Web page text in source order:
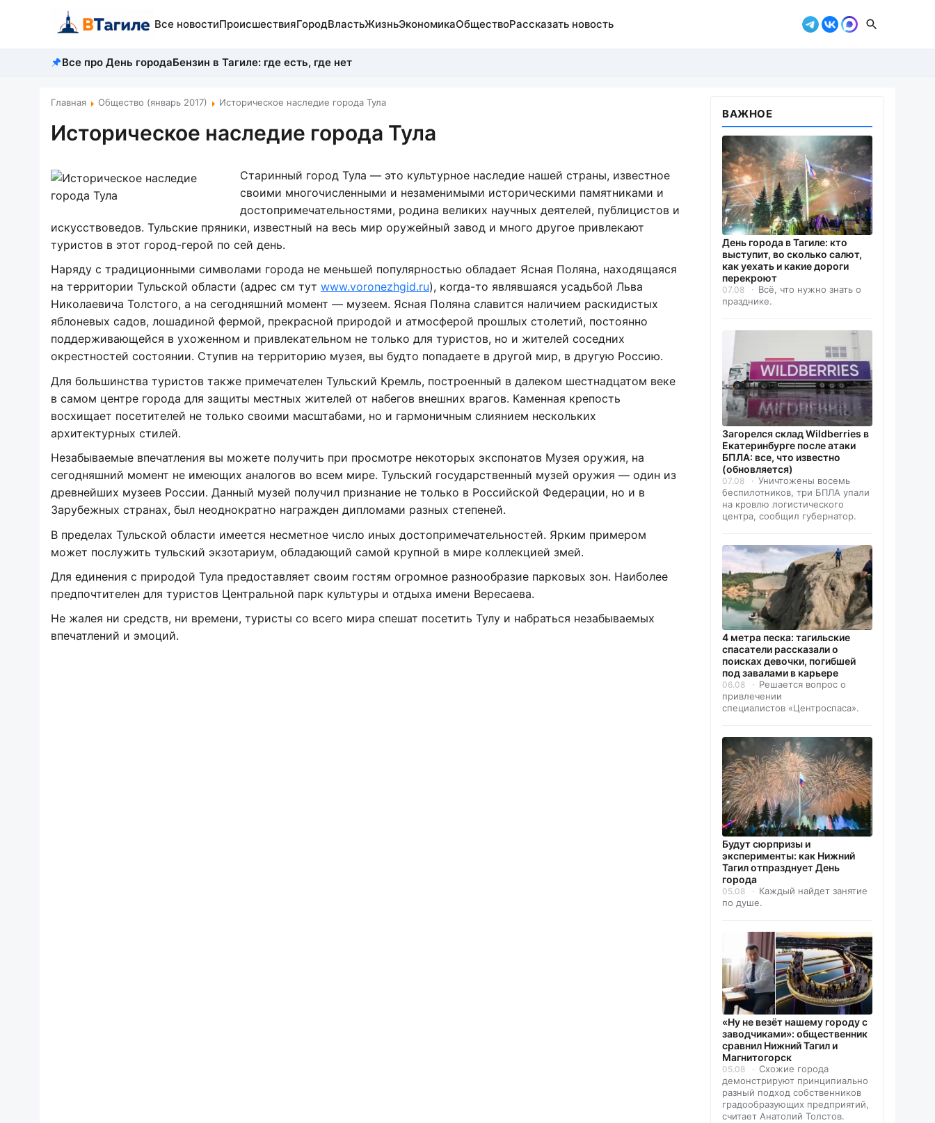
Все новостиПроисшествияГородВластьЖизньЭкономикаОбществоРассказать новость
Все про День городаБензин в Тагиле: где есть, где нет
Главная Общество (январь 2017) Историческое наследие города Тула
Историческое наследие города Тула
Старинный город Тула — это культурное наследие нашей страны, известное
своими многочисленными и незаменимыми историческими памятниками и
достопримечательностями, родина великих научных деятелей, публицистов и
искусствоведов. Тульские пряники, известный на весь мир оружейный завод и много другое привлекают
туристов в этот город-герой по сей день.
Наряду с традиционными символами города не меньшей популярностью обладает Ясная Поляна, находящаяся
на территории Тульской области (адрес см тут www.voronezhgid.ru), когда-то являвшаяся усадьбой Льва
Николаевича Толстого, а на сегодняшний момент — музеем. Ясная Поляна славится наличием раскидистых
яблоневых садов, лошадиной фермой, прекрасной природой и атмосферой прошлых столетий, постоянно
поддерживающейся в ухоженном и привлекательном не только для туристов, но и жителей соседних
окрестностей состоянии. Ступив на территорию музея, вы будто попадаете в другой мир, в другую Россию.
Для большинства туристов также примечателен Тульский Кремль, построенный в далеком шестнадцатом веке
в самом центре города для защиты местных жителей от набегов внешних врагов. Каменная крепость
восхищает посетителей не только своими масштабами, но и гармоничным слиянием нескольких
архитектурных стилей.
Незабываемые впечатления вы можете получить при просмотре некоторых экспонатов Музея оружия, на
сегодняшний момент не имеющих аналогов во всем мире. Тульский государственный музей оружия — один из
древнейших музеев России. Данный музей получил признание не только в Российской Федерации, но и в
Зарубежных странах, был неоднократно награжден дипломами разных степеней.
В пределах Тульской области имеется несметное число иных достопримечательностей. Ярким примером
может послужить тульский экзотариум, обладающий самой крупной в мире коллекцией змей.
Для единения с природой Тула предоставляет своим гостям огромное разнообразие парковых зон. Наиболее
предпочтителен для туристов Центральной парк культуры и отдыха имени Вересаева.
Не жалея ни средств, ни времени, туристы со всего мира спешат посетить Тулу и набраться незабываемых
впечатлений и эмоций.
ВАЖНОЕ
День города в Тагиле: кто
выступит, во сколько салют,
как уехать и какие дороги
перекроют
07.08
Всё, что нужно знать о
празднике.
Загорелся склад Wildberries в
Екатеринбурге после атаки
БПЛА: все, что известно
(обновляется)
07.08
Уничтожены восемь
беспилотников, три БПЛА упали
на кровлю логистического
центра, сообщил губернатор.
4 метра песка: тагильские
спасатели рассказали о
поисках девочки, погибшей
под завалами в карьере
06.08
Решается вопрос о
привлечении
специалистов «Центроспаса».
Будут сюрпризы и
эксперименты: как Нижний
Тагил отпразднует День
города
05.08
Каждый найдет занятие
по душе.
«Ну не везёт нашему городу с
заводчиками»: общественник
сравнил Нижний Тагил и
Магнитогорск
05.08
Схожие города
демонстрируют принципиально
разный подход собственников
градообразующих предприятий,
считает Анатолий Толстов.